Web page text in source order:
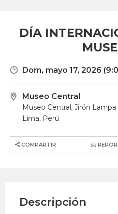
DÍA
Dom, mayo 17, 2026
Museo Central
Museo Central, Jirón
Lima, Perú
COMPARTIR
Descripción